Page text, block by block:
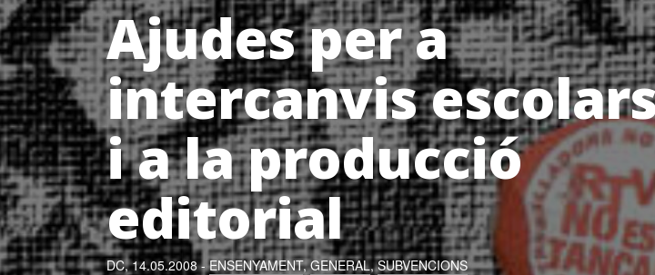
Ajudes per a
intercanvis
i a la producció
editorial
DC, 14.05.2008 -ENSENYAMENT,GENERAL,SUBVENCIONS